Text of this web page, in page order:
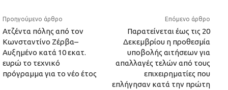
Προηγούμενο άρθρο
Ατζέντα πόλης από τον
Κωνσταντίνο Ζέρβα–
Αυξημένο κατά 10 εκατ.
ευρώ το τεχνικό
πρόγραμμα για το νέο έτος
Επόμενο άρθρο
Παρατείνεται έως τις 20
Δεκεμβρίου η προθεσμία
υποβολής αιτήσεων για
απαλλαγές τελών από τους
επιχειρηματίες που
επλήγησαν κατά την πρώτη